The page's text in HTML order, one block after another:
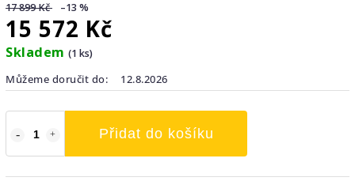
17 899 Kč –13 %
15 572 Kč
Skladem (1 ks)
Můžeme doručit do:
12.8.2026
Přidat do košíku